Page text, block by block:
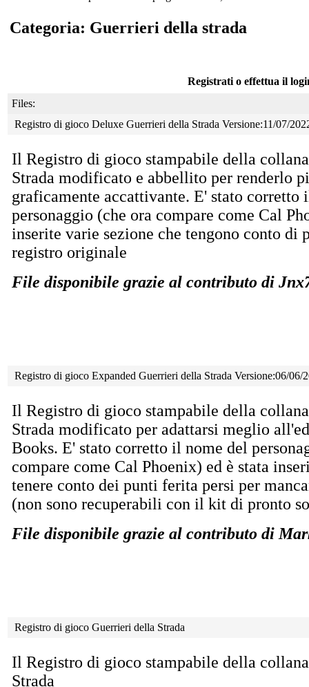
Categoria: Guerrieri della strada
Registrati o effettua il
Files:
Registro di gioco Deluxe Guerrieri della Strada Versione:11/07/
Il Registro di gioco stampabile della
Strada modificato e abbellito per renderlo
graficamente accattivante. E' stato corretto
personaggio (che ora compare come Cal
inserite varie sezione che tengono conto di
registro originale
File disponibile grazie al contributo di
Registro di gioco Expanded Guerrieri della Strada Versione:06/06/
Il Registro di gioco stampabile della
Strada modificato per adattarsi meglio
Books. E' stato corretto il nome del
compare come Cal Phoenix) ed è stata
tenere conto dei punti ferita persi per
(non sono recuperabili con il kit di pronto
File disponibile grazie al contributo di
Registro di gioco Guerrieri della Strada
Il Registro di gioco stampabile della
Strada